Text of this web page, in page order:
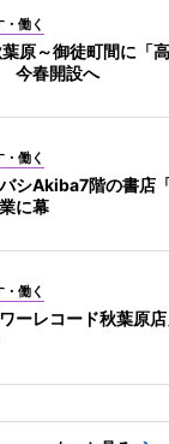
働く
原～御徒町間に「
今春開設へ
働く
シAkiba7階の書店
に幕
働く
ワーレコード秋葉原